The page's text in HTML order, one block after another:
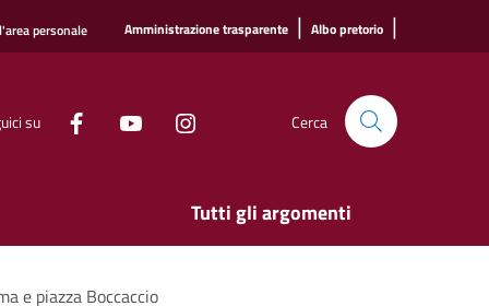
personale Amministrazione trasparente | Albo pretorio |
su Cerca
Tutti gli argomenti
e piazza Boccaccio